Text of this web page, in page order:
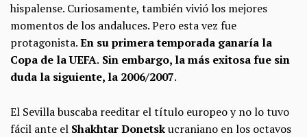
hispalense. Curiosamente, también vivió los mejores
momentos de los andaluces. Pero esta vez fue
protagonista.En su primera temporada ganaría la
Copa de la UEFA. Sin embargo, la más exitosa fue sin
duda la siguiente, la 2006/2007.
El Sevilla buscaba reeditar el título europeo y no lo tuvo
fácil ante el Shakhtar Donetskucraniano en los octavos